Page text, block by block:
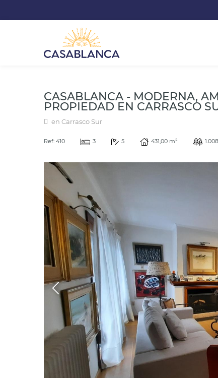
CASABLANCA - MODERNA,
PROPIEDAD EN CARRASCO
en Carrasco Sur
Ref: 410 3 5 431,00 m²